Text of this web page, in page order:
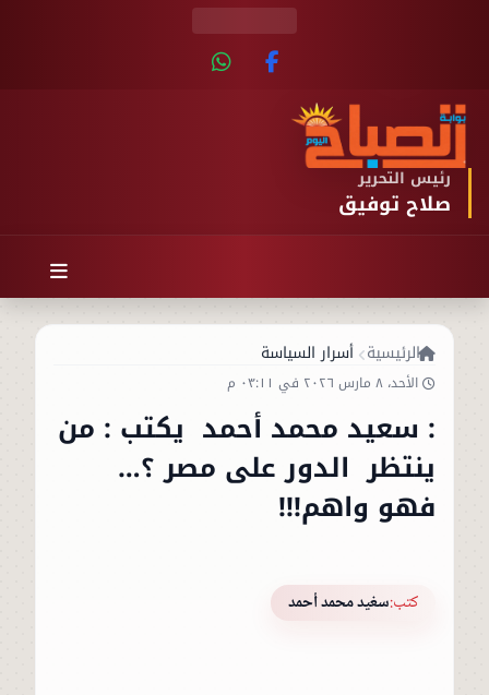
رئيس التحرير
صلاح توفيق
الرئيسية أسرار السياسة
الأحد، ٨ مارس ٢٠٢٦ في ٠٣:١١ م
: سعيد محمد أحمد يكتب : من
ينتظر الدور على مصر ؟…
فهو واهم!!!
كتب:سغيد محمد أحمد